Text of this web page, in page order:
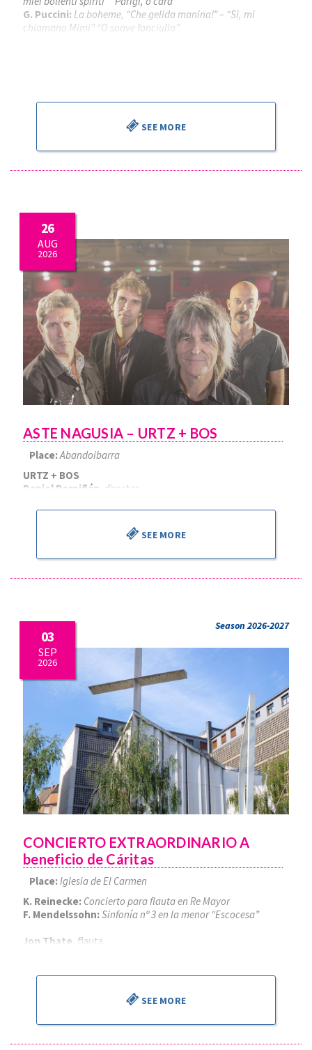
G. Puccini: La boheme, “Che gelida manina!” – “Si, mi
chiamano Mimi” “O soave fanciulla”
SEE MORE
26
AUG
2026
ASTE NAGUSIA – URTZ + BOS
Place:Abandoibarra
URTZ + BOS
Daniel Perpiñán
, director
SEE MORE
Season 2026-2027
03
SEP
2026
CONCIERTO EXTRAORDINARIO A
beneficio de Cáritas
Place:Iglesia de El Carmen
K. Reinecke: Concierto para flauta en Re Mayor
F. Mendelssohn:Sinfonía nº 3 en la menor “Escocesa”
Jon Thate , flauta
SEE MORE